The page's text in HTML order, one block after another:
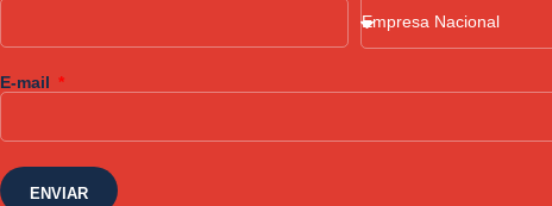
E-mail
ENVIAR